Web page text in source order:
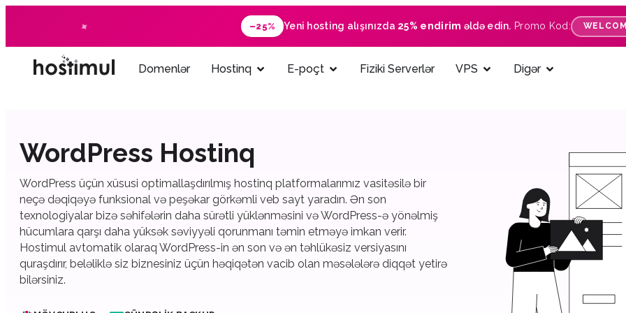
–25% Yeni hosting alışınızda 25% endirim əldə edin. Promo Kod:
Domenlər Hostinq E-poçt Fiziki Serverlər VPS Digər
WordPress Hostinq
WordPress üçün xüsusi optimallaşdırılmış hostinq platformalarımız vasitəsilə bir
neçə dəqiqəyə funksional və peşəkar görkəmli veb sayt yaradın. Ən son
texnologiyalar bizə səhifələrin daha sürətli yüklənməsini və WordPress-ə yönəlmiş
hücumlara qarşı daha yüksək səviyyəli qorunmanı təmin etməyə imkan verir.
Hostimul avtomatik olaraq WordPress-in ən son və ən təhlükəsiz versiyasını
quraşdırır, beləliklə siz biznesiniz üçün həqiqətən vacib olan məsələlərə diqqət yetirə
bilərsiniz.